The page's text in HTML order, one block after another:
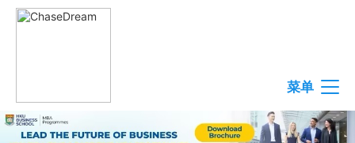
菜单